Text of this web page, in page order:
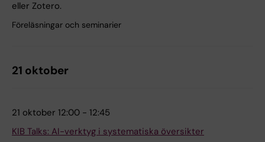
eller Zotero.
Föreläsningar och seminarier
21 oktober
21 oktober 12:00 - 12:45
KIB Talks: AI-verktyg i systematiska översikter